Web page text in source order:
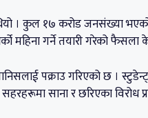
। कुल १७ करोड जनसंख्या
महिना गर्ने तयारी गरेको फैसला
पक्राउ गरिएको छ ।
साना र छरिएका